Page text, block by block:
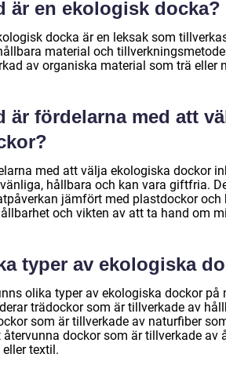
är en ekologisk docka?
docka är en leksak som
material och
av organiska material som trä eller
är fördelarna med att
med att välja ekologiska dockor
hållbara och kan vara giftfria.
jämfört med plastdockor
och vikten av att ta hand om
typer av ekologiska
olika typer av ekologiska dockor på
trädockor som är tillverkade av
som är tillverkade av naturfiber
återvunna dockor som är tillverkade av
textil.